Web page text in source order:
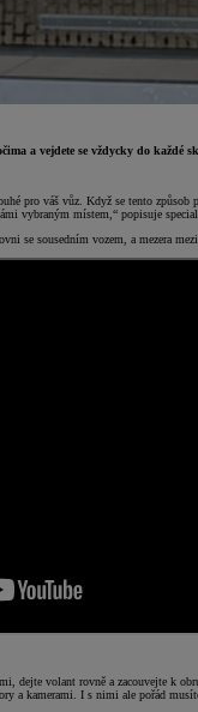
a vejdete se vždycky do
pro váš vůz. Když se tento
vybraným místem,“ popisuje
se sousedním vozem, a mezera
dejte volant rovně a zacouvejte k
a kamerami. I s nimi ale pořád